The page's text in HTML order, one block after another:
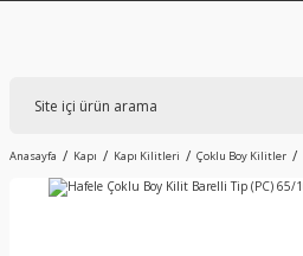
Anasayfa Kapı Kapı Kilitleri Çoklu Boy Kilitler